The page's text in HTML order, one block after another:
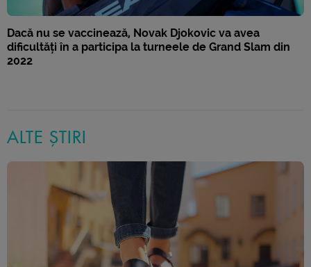
Dacă nu se vaccinează, Novak Djokovic va avea
dificultăți în a participa la turneele de Grand Slam din
2022
ALTE ȘTIRI